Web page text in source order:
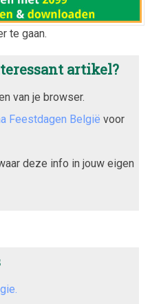
te gaan.
artikel?
van je browser.
Feestdagen België voor
deze info in jouw eigen